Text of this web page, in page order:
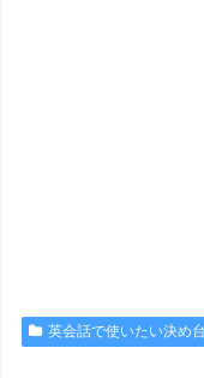
英会話で使いたい決め